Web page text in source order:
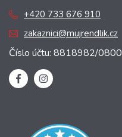
+420 733 676 910
zakaznici@mujrendlik.cz
Číslo účtu: 8818982/0800